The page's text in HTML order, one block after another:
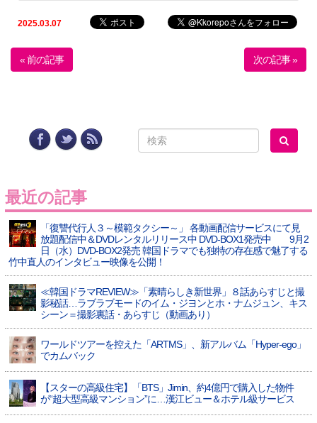
2025.03.07
« 前の記事 次の記事 »
最近の記事
「復讐代行人３～模範タクシー～」 各動画配信サービスにて見
放題配信中＆DVDレンタルリリース中 DVD-BOX1発売中 9月2
日（水）DVD-BOX2発売 韓国ドラマでも独特の存在感で魅了する
竹中直人のインタビュー映像を公開！
≪韓国ドラマREVIEW≫「素晴らしき新世界」８話あらすじと撮
影秘話…ラブラブモードのイム・ジヨンとホ・ナムジュン、キス
シーン＝撮影裏話・あらすじ（動画あり）
ワールドツアーを控えた「ARTMS」、新アルバム「Hyper-ego」
でカムバック
【スターの高級住宅】「BTS」Jimin、約4億円で購入した物件
が“超大型高級マンション”に…漢江ビュー＆ホテル級サービス